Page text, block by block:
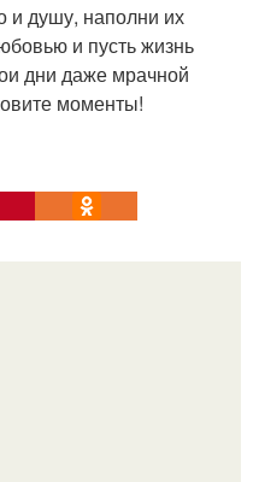
и душу, наполни их
и пусть жизнь
дни даже мрачной
моменты!